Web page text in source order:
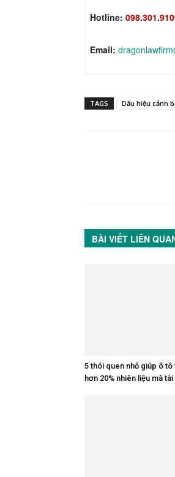
Hotline:
Email:
TAGS Dấu hiệu cảnh
BÀI VIẾT LIÊN
5 thói quen nhỏ giúp ô tô
hơn 20% nhiên liệu mà